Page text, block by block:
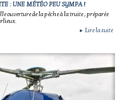
: UNE MÉTÉO PEU SYMPA !
ouverture de la pêche à la truite , préparée
► Lire la suite